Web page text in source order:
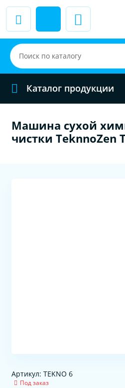
Каталог продукции
Машина сухой
чистки TeknnoZen
Артикул: TEKNO 6
Под заказ